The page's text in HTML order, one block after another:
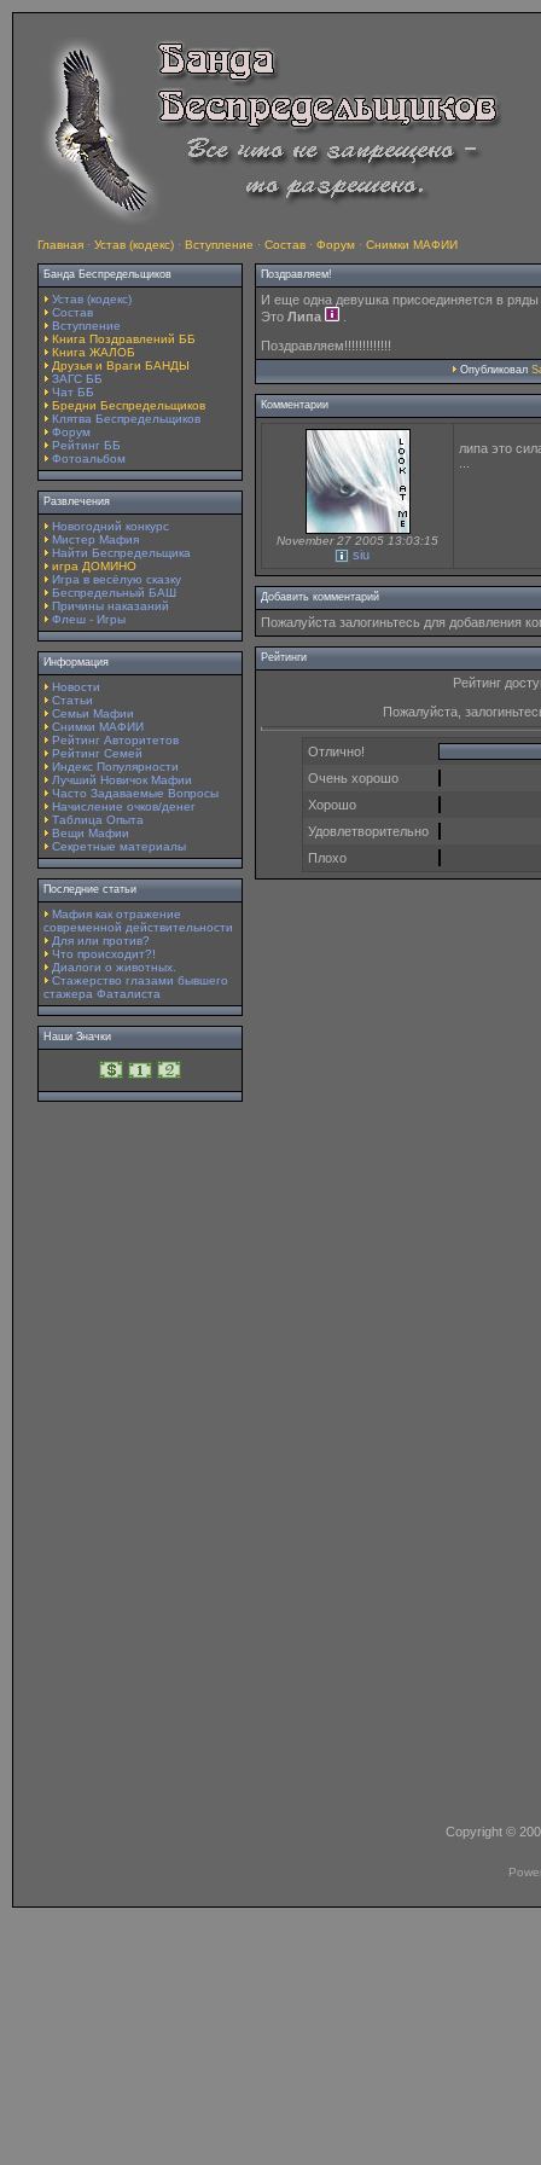
Главная · Устав (кодекс) · Вступление · Состав · Форум · Снимки МАФИИ
Банда Беспредельщиков
Устав (кодекс)
Состав
Вступление
Книга Поздравлений ББ
Книга ЖАЛОБ
Друзья и Враги БАНДЫ
ЗАГС ББ
Чат ББ
Бредни Беспредельщиков
Клятва Беспредельщиков
Форум
Рейтинг ББ
Фотоальбом
Развлечения
Новогодний конкурс
Мистер Мафия
Найти Беспредельщика
игра ДОМИНО
Игра в весёлую сказку
Беспредельный БАШ
Причины наказаний
Флеш - Игры
Информация
Новости
Статьи
Семьи Мафии
Снимки МАФИИ
Рейтинг Авторитетов
Рейтинг Семей
Индекс Популярности
Лучший Новичок Мафии
Часто Задаваемые Вопросы
Начисление очков/денег
Таблица Опыта
Вещи Мафии
Секретные материалы
Последние статьи
Мафия как отражение
современной действительности
Для или против?
Что происходит?!
Диалоги о животных.
Стажерство глазами бывшего
стажера Фаталиста
Наши Значки
Поздравляем!
И еще одна девушка присоединяется в
Это Липа
Поздравляем!!!!!!!!!!!!!
Опубликовал
Комментарии
November 27 2005 13:03:15
siu
липа это
Добавить комментарий
Пожалуйста залогиньтесь для добавления
Рейтинги
Рейтинг
Пожалуйста,
Отлично!
Очень хорошо
Хорошо
Удовлетворительно
Плохо
Copyright ©